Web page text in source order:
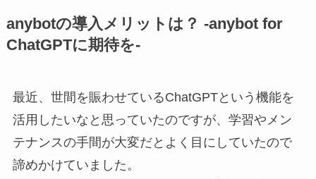
anybotの導入メリットは？ -anybot for
ChatGPTに期待を-
最近、世間を賑わせているChatGPTという機能を
活用したいなと思っていたのですが、学習やメン
テナンスの手間が大変だとよく目にしていたので
諦めかけていました。